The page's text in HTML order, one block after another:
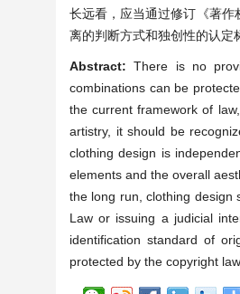
长远看，应当通过修订《著
离的判断方式和独创性的认定
Abstract:There is no
combinations can be
the current framework of
artistry, it should be
clothing design is
elements and the overall
the long run, clothing design
Law or issuing a judicial
identification standard of
protected by the copyright law.